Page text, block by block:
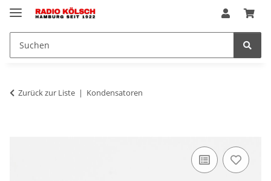
Zurück zur Liste Kondensatoren